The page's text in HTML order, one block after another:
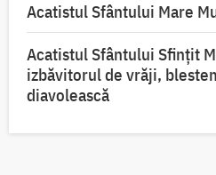
Acatistul Sfântului Mare
Acatistul Sfântului Sfințit
izbăvitorul de vrăji,
diavolească